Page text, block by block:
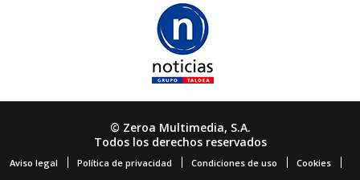
© Zeroa Multimedia, S.A.
Todos los derechos reservados
Aviso legal Política de privacidad Condiciones de uso Cookies